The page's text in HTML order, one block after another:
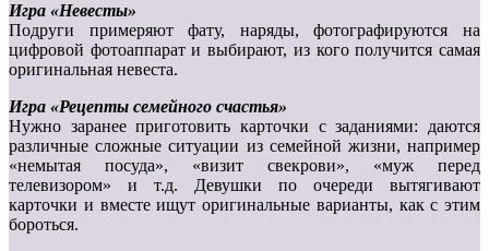
Игра «Невесты»
Подруги примеряют фату, наряды, фотографируются на
цифровой фотоаппарат и выбирают, из кого получится самая
оригинальная невеста.
Игра «Рецепты семейного счастья»
Нужно заранее приготовить карточки с заданиями: даются
различные сложные ситуации из семейной жизни, например
«немытая посуда», «визит свекрови», «муж перед
телевизором» и т.д. Девушки по очереди вытягивают
карточки и вместе ищут оригинальные варианты, как с этим
бороться.